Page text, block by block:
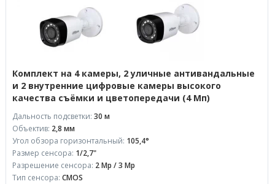
Комплект на 4 камеры, 2 уличные антивандальные
и 2 внутренние цифровые камеры высокого
качества съёмки и цветопередачи (4 Мп)
Дальность подсветки: 30 м
Объектив: 2,8 мм
Угол обзора горизонтальный: 105,4°
Размер сенсора: 1/2,7"
Разрешение сенсора: 2 Mp / 3 Mp
Тип сенсора: CMOS